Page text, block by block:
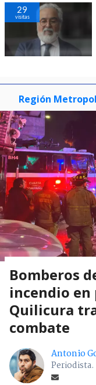
29
visitas
Región
Bomberos
incendio
Quilicura
combate
Antonio